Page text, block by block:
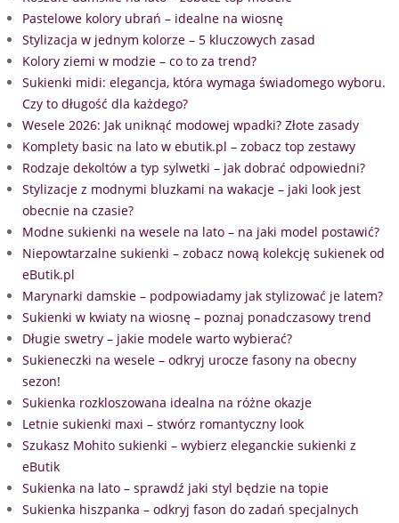
Pastelowe kolory ubrań – idealne na wiosnę
Stylizacja w jednym kolorze – 5 kluczowych zasad
Kolory ziemi w modzie – co to za trend?
Sukienki midi: elegancja, która wymaga świadomego wyboru.
Czy to długość dla każdego?
Wesele 2026: Jak uniknąć modowej wpadki? Złote zasady
Komplety basic na lato w ebutik.pl – zobacz top zestawy
Rodzaje dekoltów a typ sylwetki – jak dobrać odpowiedni?
Stylizacje z modnymi bluzkami na wakacje – jaki look jest
obecnie na czasie?
Modne sukienki na wesele na lato – na jaki model postawić?
Niepowtarzalne sukienki – zobacz nową kolekcję sukienek od
eButik.pl
Marynarki damskie – podpowiadamy jak stylizować je latem?
Sukienki w kwiaty na wiosnę – poznaj ponadczasowy trend
Długie swetry – jakie modele warto wybierać?
Sukieneczki na wesele – odkryj urocze fasony na obecny
sezon!
Sukienka rozkloszowana idealna na różne okazje
Letnie sukienki maxi – stwórz romantyczny look
Szukasz Mohito sukienki – wybierz eleganckie sukienki z
eButik
Sukienka na lato – sprawdź jaki styl będzie na topie
Sukienka hiszpanka – odkryj fason do zadań specjalnych